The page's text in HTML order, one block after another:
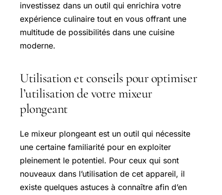
investissez dans un outil qui enrichira votre
expérience culinaire tout en vous offrant une
multitude de possibilités dans une cuisine
moderne.
Utilisation et conseils pour optimiser
l’utilisation de votre mixeur
plongeant
Le mixeur plongeant est un outil qui nécessite
une certaine familiarité pour en exploiter
pleinement le potentiel. Pour ceux qui sont
nouveaux dans l’utilisation de cet appareil, il
existe quelques astuces à connaître afin d’en